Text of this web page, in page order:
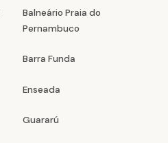
Balneário Praia do
Pernambuco
Barra Funda
Enseada
Guararú